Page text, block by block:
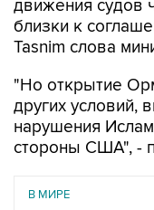
движения судов
близки к
Tasnim слова
"Но открытие
других условий,
нарушения
стороны США", -
В МИРЕ